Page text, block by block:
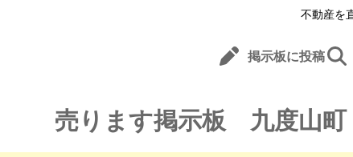
不動産を
掲示板に投稿
売ります掲示板 九度山町